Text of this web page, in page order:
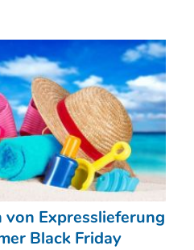
Expresslieferung
Black Friday